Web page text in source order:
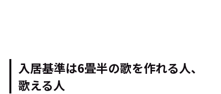
入居基準は6畳半の歌を作れる人、
歌える人